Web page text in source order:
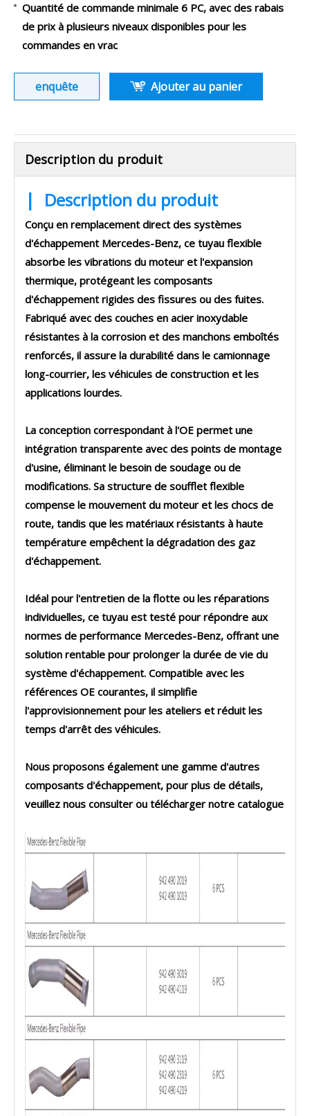
Quantité de commande minimale 6 PC, avec des rabais
de prix à plusieurs niveaux disponibles pour les
commandes en vrac
enquête Ajouter au panier
Description du produit
| Description du produit
Conçu en remplacement direct des systèmes
d'échappement Mercedes-Benz, ce tuyau flexible
absorbe les vibrations du moteur et l'expansion
thermique, protégeant les composants
d'échappement rigides des fissures ou des fuites.
Fabriqué avec des couches en acier inoxydable
résistantes à la corrosion et des manchons emboîtés
renforcés, il assure la durabilité dans le camionnage
long-courrier, les véhicules de construction et les
applications lourdes.
La conception correspondant à l'OE permet une
intégration transparente avec des points de montage
d'usine, éliminant le besoin de soudage ou de
modifications. Sa structure de soufflet flexible
compense le mouvement du moteur et les chocs de
route, tandis que les matériaux résistants à haute
température empêchent la dégradation des gaz
d'échappement.
Idéal pour l'entretien de la flotte ou les réparations
individuelles, ce tuyau est testé pour répondre aux
normes de performance Mercedes-Benz, offrant une
solution rentable pour prolonger la durée de vie du
système d'échappement. Compatible avec les
références OE courantes, il simplifie
l'approvisionnement pour les ateliers et réduit les
temps d'arrêt des véhicules.
Nous proposons également une gamme d'autres
composants d'échappement, pour plus de détails,
veuillez nous consulter ou télécharger notre catalogue